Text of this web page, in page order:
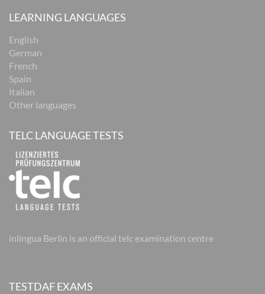
LEARNING LANGUAGES
English
German
French
Spain
Italian
Other languages
TELC LANGUAGE TESTS
inlingua Berlin is an official telc examination centre
TESTDAF EXAMS